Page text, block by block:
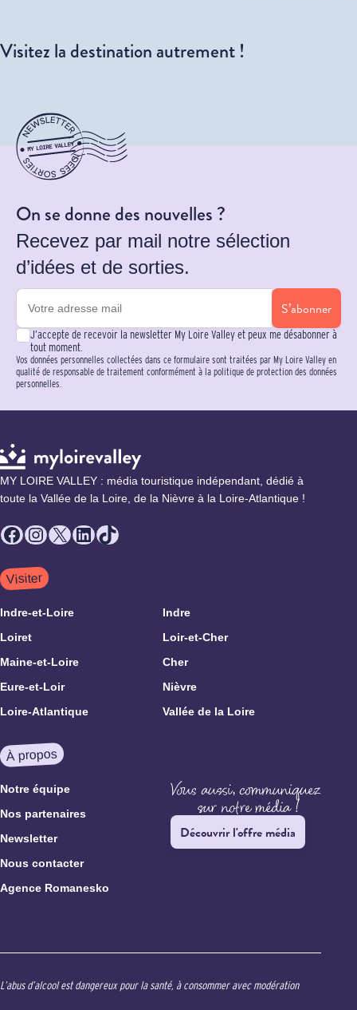
Visitez la destination autrement !
On se donne des nouvelles ?
Recevez par mail notre sélection
d’idées et de sorties.
S’abonner
J’accepte de recevoir la newsletter My Loire Valley et peux me désabonner à
tout moment.
Vos données personnelles collectées dans ce formulaire sont traitées par My Loire Valley en
qualité de responsable de traitement conformément à la politique de protection des données
personnelles.
MY LOIRE VALLEY : média touristique indépendant, dédié à
toute la Vallée de la Loire, de la Nièvre à la Loire-Atlantique !
Facebook
Instagram
X LinkedIn
TikTok
Visiter
Indre-et-Loire
Indre
Loiret
Loir-et-Cher
Maine-et-Loire
Cher
Eure-et-Loir
Nièvre
Loire-Atlantique
Vallée de la Loire
À propos
Notre équipe
Nos partenaires
Newsletter
Nous contacter
Agence Romanesko
Découvrir l'offre média
L’abus d’alcool est dangereux pour la santé, à consommer avec modération